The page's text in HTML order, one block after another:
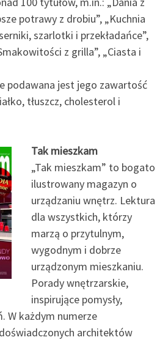
potrawy z drobiu”, „Kuchnia
szarlotki i przekładańce”,
z grilla”, „Ciasta i
podawana jest jego zawartość
tłuszcz, cholesterol i
Tak mieszkam
„Tak mieszkam” to bogato
ilustrowany magazyn o
urządzaniu wnętrz. Lektura
dla wszystkich, którzy
marzą o przytulnym,
wygodnym i dobrze
urządzonym mieszkaniu.
Porady wnętrzarskie,
inspirujące pomysły,
W każdym numerze
architektów